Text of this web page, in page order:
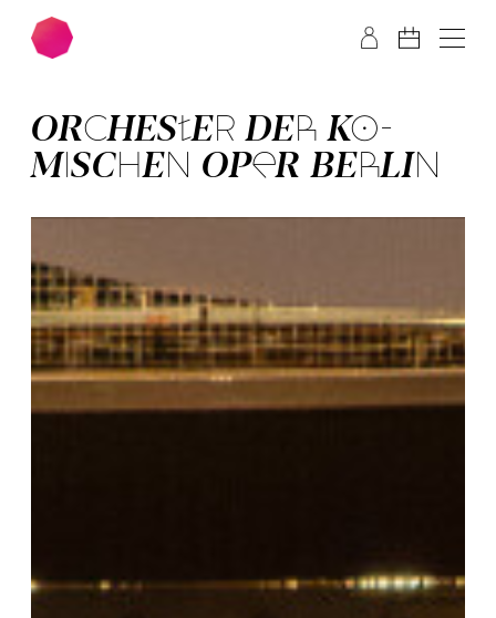
Zum Hauptinhalt springen Zum Footer springen
OR­CHES­TER­ DER­ KO­
MISCH­EN OPER BER­LIN